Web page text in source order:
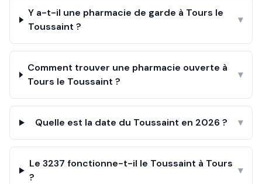
Y a-t-il une pharmacie de garde à Tours le
Toussaint ?
▾
Comment trouver une pharmacie ouverte à
Tours le Toussaint ?
▾
Quelle est la date du Toussaint en 2026 ? ▾
Le 3237 fonctionne-t-il le Toussaint à Tours
?
▾